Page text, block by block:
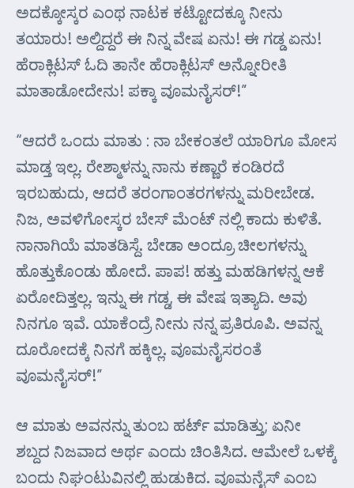
ಅದಕ್ಕೋಸ್ಕರ ಎಂಥ ನಾಟಕ ಕಟ್ಟೋದಕ್ಕೂ ನೀನು
ತಯಾರು! ಅಲ್ದಿದ್ದರೆ ಈ ನಿನ್ನ ವೇಷ ಏನು! ಈ ಗಡ್ಡ ಏನು!
ಹೆರಾಕ್ಲಿಟಸ್ ಓದಿ ತಾನೇ ಹೆರಾಕ್ಲಿಟಸ್ ಅನ್ನೋರೀತಿ
ಮಾತಾಡೋದೇನು! ಪಕ್ಕಾ ವೂಮನೈಸರ್!”
“ಆದರೆ ಒಂದು ಮಾತು : ನಾ ಬೇಕಂತಲೆ ಯಾರಿಗೂ ಮೋಸ
ಮಾಡ್ತ ಇಲ್ಲ. ರೇಶ್ಮಾಳನ್ನು ನಾನು ಕಣ್ಣಾರೆ ಕಂಡಿರದೆ
ಇರಬಹುದು, ಆದರೆ ತರಂಗಾಂತರಗಳನ್ನು ಮರೀಬೇಡ.
ನಿಜ, ಅವಳಿಗೋಸ್ಕರ ಬೇಸ್ ಮೆಂಟ್ ನಲ್ಲಿ ಕಾದು ಕುಳಿತೆ.
ನಾನಾಗಿಯೆ ಮಾತಡಿಸ್ದೆ. ಬೇಡಾ ಅಂದ್ರೂ ಚೀಲಗಳನ್ನು
ಹೊತ್ತುಕೊಂಡು ಹೋದೆ. ಪಾಪ! ಹತ್ತು ಮಹಡಿಗಳನ್ನ ಆಕೆ
ಏರೋದಿತ್ತಲ್ಲ. ಇನ್ನು ಈ ಗಡ್ಡ, ಈ ವೇಷ ಇತ್ಯಾದಿ. ಅವು
ನಿನಗೂ ಇವೆ. ಯಾಕೆಂದ್ರೆ ನೀನು ನನ್ನ ಪ್ರತಿರೂಪಿ. ಅವನ್ನ
ದೂರೋದಕ್ಕೆ ನಿನಗೆ ಹಕ್ಕಿಲ್ಲ. ವೂಮನೈಸರಂತೆ
ವೂಮನೈಸರ್!”
ಆ ಮಾತು ಅವನನ್ನು ತುಂಬ ಹರ್ಟ್ ಮಾಡಿತ್ತು; ಏನೀ
ಶಬ್ದದ ನಿಜವಾದ ಅರ್ಥ ಎಂದು ಚಿಂತಿಸಿದ. ಆಮೇಲೆ ಒಳಕ್ಕೆ
ಬಂದು ನಿಘಂಟುವಿನಲ್ಲಿ ಹುಡುಕಿದ. ವೂಮನೈಸ್ ಎಂಬ